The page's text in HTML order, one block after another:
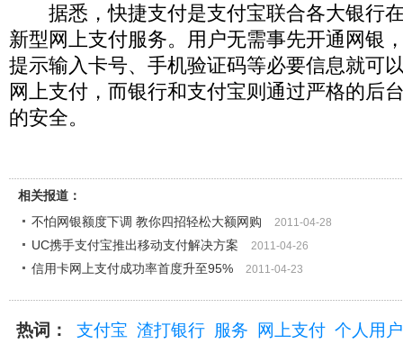
据悉，快捷支付是支付宝联合各大银行
新型网上支付服务。用户无需事先开通网银
提示输入卡号、手机验证码等必要信息就可
网上支付，而银行和支付宝则通过严格的后
的安全。
相关报道：
不怕网银额度下调 教你四招轻松大额网购
2011-04-28
UC携手支付宝推出移动支付解决方案 2011-04-26
信用卡网上支付成功率首度升至95% 2011-04-23
热词： 支付宝 渣打银行 服务 网上支付 个人用户